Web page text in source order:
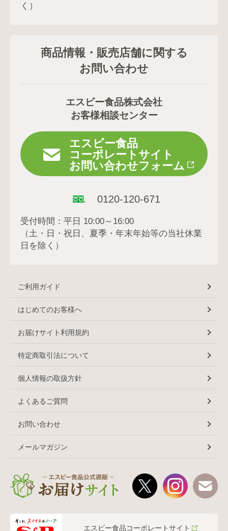
く）
商品情報・販売店舗に関する
お問い合わせ
エスビー食品株式会社
お客様相談センター
エスビー食品
コーポレートサイト
お問い合わせフォーム
0120-120-671
受付時間：平日 10:00～16:00
（土・日・祝日、夏季・年末年始等の当社休業
日を除く）
ご利用ガイド
はじめてのお客様へ
お届けサイト利用規約
特定商取引法について
個人情報の取扱方針
よくあるご質問
お問い合わせ
メールマガジン
エスビー食品コーポレートサイト